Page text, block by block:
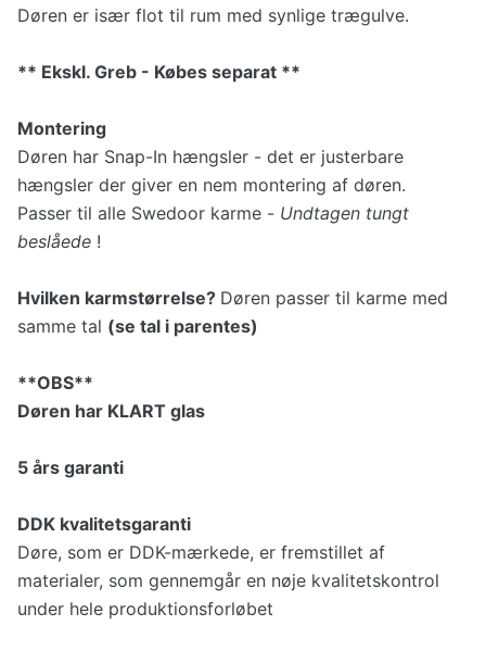
Døren er især flot til rum med synlige trægulve.
** Ekskl. Greb - Købes separat **
Montering
Døren har Snap-In hængsler - det er justerbare
hængsler der giver en nem montering af døren.
Passer til alle Swedoor karme - Undtagen tungt
beslåede !
Hvilken karmstørrelse? Døren passer til karme med
samme tal (se tal i parentes)
**OBS**
Døren har KLART glas
5 års garanti
DDK kvalitetsgaranti
Døre, som er DDK-mærkede, er fremstillet af
materialer, som gennemgår en nøje kvalitetskontrol
under hele produktionsforløbet